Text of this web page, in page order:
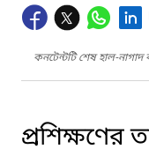
কনটেন্টটি শেষ হাল-
প্রশিক্ষণের